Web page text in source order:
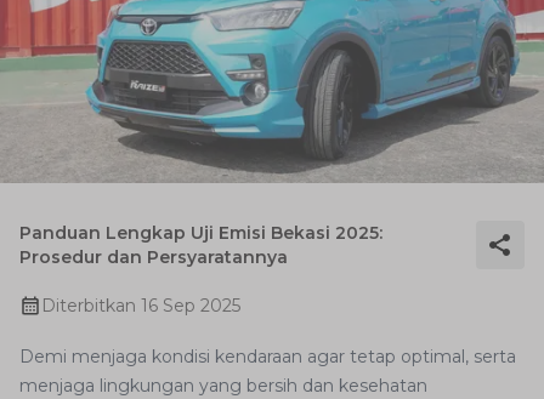
Panduan Lengkap Uji Emisi Bekasi 2025:
Prosedur dan Persyaratannya
Diterbitkan 16 Sep 2025
Demi menjaga kondisi kendaraan agar tetap optimal, serta
menjaga lingkungan yang bersih dan kesehatan